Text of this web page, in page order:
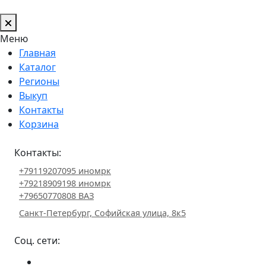
Меню
Главная
Каталог
Регионы
Выкуп
Контакты
Корзина
Контакты:
+79119207095 иномрк
+79218909198 иномрк
+79650770808 ВАЗ
Санкт-Петербург, Софийская улица, 8к5
Соц. сети: